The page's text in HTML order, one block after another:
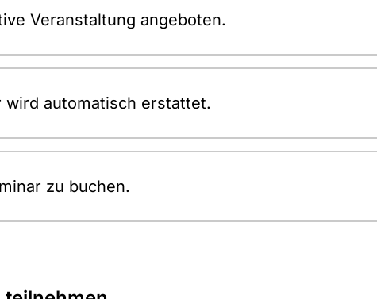
Veranstaltung angeboten.
wird automatisch erstattet.
zu buchen.